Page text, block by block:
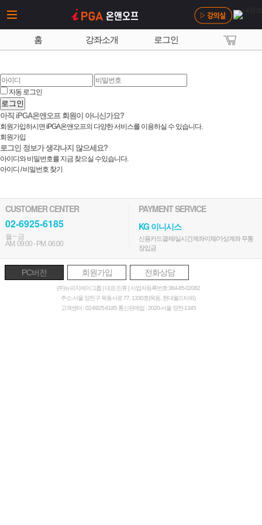
홈 강좌소개 로그인
자동 로그인
로그인
아직 iPGA온앤오프 회원이 아니신가요?
회원가입하시면 iPGA온앤오프의 다양한 서비스를 이용하실 수 있습니다.
회원가입
로그인 정보가 생각나지 않으세요?
아이디와 비밀번호를 지금 찾으실 수있습니다.
아이디 / 비밀번호 찾기
CUSTOMER CENTER
02-6925-6185
월 ~ 금
AM. 09:00 - PM. 06:00
PAYMENT SERVICE
KG 이니시스
신용카드결제/실시간계좌이체/가상계좌 무통
장입금
PC버전 회원가입 전화상담
(주)뉴피지에이그룹 | 대표:진류 | 사업자등록번호:364-85-02082
주소:서울 양천구 목동서로 77, 1330호(목동, 현대월드타워)
고객센터 : 02-6925-6185 통신판매업 : 2020-서울 양천-1345